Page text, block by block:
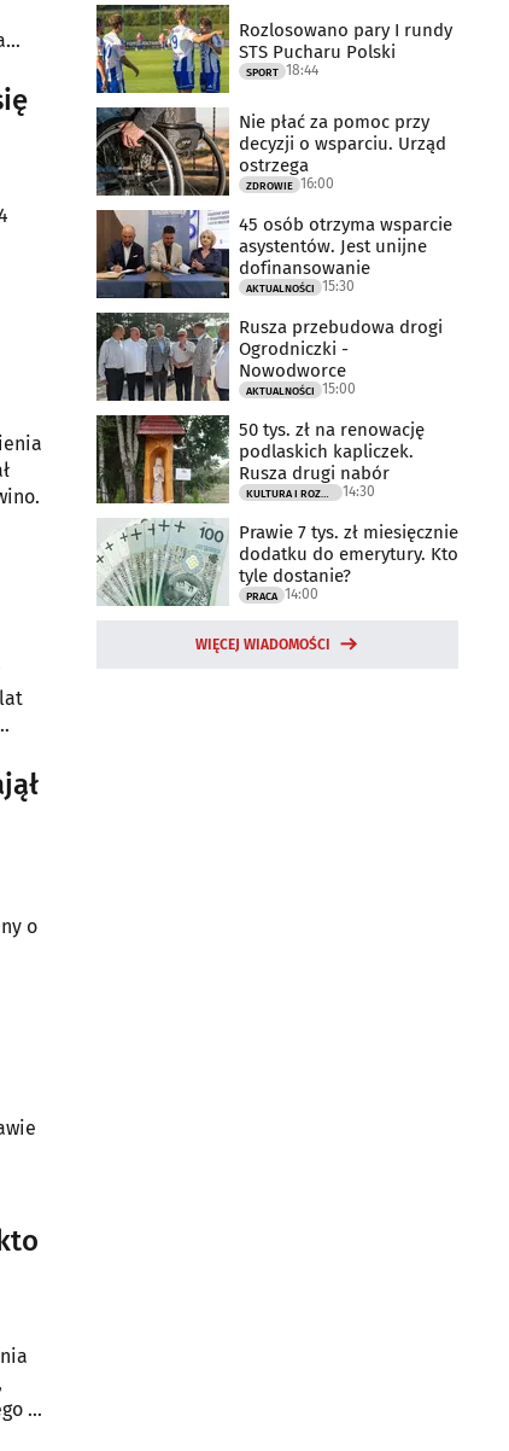
o
w
Rozlosowano pary I rundy
STS Pucharu Polski
SPORT 18:44
Nie płać za pomoc przy
decyzji o wsparciu. Urząd
ostrzega
ZDROWIE 16:00
45 osób otrzyma wsparcie
asystentów. Jest unijne
dofinansowanie
AKTUALNOŚCI 15:30
Rusza przebudowa drogi
Ogrodniczki -
Nowodworce
AKTUALNOŚCI 15:00
50 tys. zł na renowację
podlaskich kapliczek.
Rusza drugi nabór
14:30
Prawie 7 tys. zł miesięcznie
dodatku do emerytury. Kto
tyle dostanie?
PRACA 14:00
WIĘCEJ WIADOMOŚCI